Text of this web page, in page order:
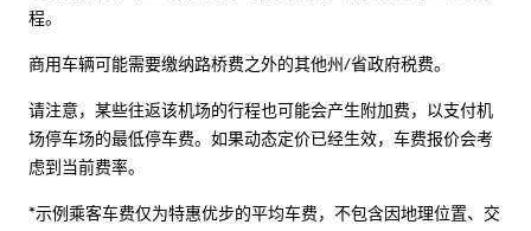
程。
商用车辆可能需要缴纳路桥费之外的其他州/省政府税费。
请注意，某些往返该机场的行程也可能会产生附加费，以支付机
场停车场的最低停车费。如果动态定价已经生效，车费报价会考
虑到当前费率。
*示例乘客车费仅为特惠优步的平均车费，不包含因地理位置、交